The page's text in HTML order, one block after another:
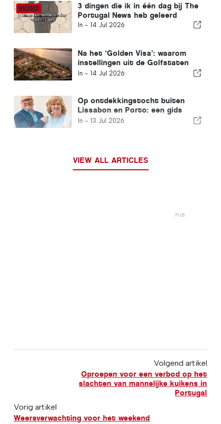
3 dingen die ik in één dag bij The
Portugal News heb geleerd
In - 14 Jul 2026
Na het ‘Golden Visa’: waarom
instellingen uit de Golfstaten
nog steeds in Portugal
In - 14 Jul 2026
Op ontdekkingstocht buiten
Lissabon en Porto: een gids
voor het noorden van Portugal
In - 13 Jul 2026
VIEW ALL ARTICLES
Volgend artikel
Oproepen voor een verbod op het
slachten van mannelijke kuikens in
Portugal
Vorig artikel
Weersverwachting voor het weekend